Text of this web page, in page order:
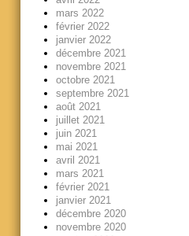
mars 2022
février 2022
janvier 2022
décembre 2021
novembre 2021
octobre 2021
septembre 2021
août 2021
juillet 2021
juin 2021
mai 2021
avril 2021
mars 2021
février 2021
janvier 2021
décembre 2020
novembre 2020